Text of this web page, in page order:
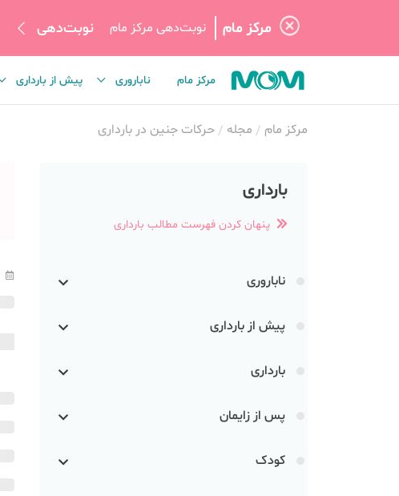
مرکز مام نوبت‌دهی مرکز مام نوبت‌دهی
مرکز مام ناباروری پیش از بارداری
مرکز مام مجله حرکات جنین در بارداری
بارداری
پنهان کردن فهرست مطالب بارداری
ناباروری
پیش از بارداری
بارداری
پس از زایمان
کودک